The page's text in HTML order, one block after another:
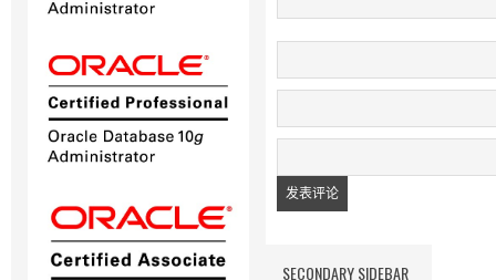
SECONDARY SIDEBAR